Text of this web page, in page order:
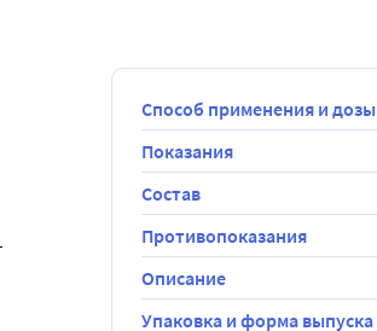
Способ применения и дозы
Показания
Состав
Противопоказания
Описание
Упаковка и форма выпуска